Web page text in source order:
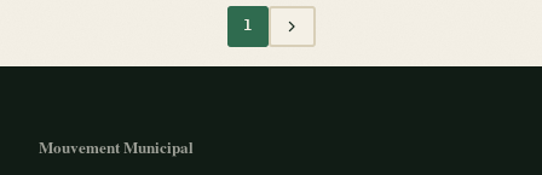
1
Mouvement Municipal